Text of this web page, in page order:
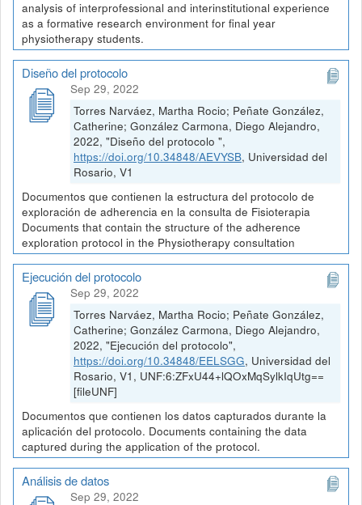
analysis of interprofessional and interinstitutional experience
as a formative research environment for final year
physiotherapy students.
Diseño del protocolo
Sep 29, 2022
Torres Narváez, Martha Rocio; Peñate González,
Catherine; González Carmona, Diego Alejandro,
2022, "Diseño del protocolo ",
https://doi.org/10.34848/AEVYSB, Universidad del
Rosario, V1
Documentos que contienen la estructura del protocolo de
exploración de adherencia en la consulta de Fisioterapia
Documents that contain the structure of the adherence
exploration protocol in the Physiotherapy consultation
Ejecución del protocolo
Sep 29, 2022
Torres Narváez, Martha Rocio; Peñate González,
Catherine; González Carmona, Diego Alejandro,
2022, "Ejecución del protocolo",
https://doi.org/10.34848/EELSGG, Universidad del
Rosario, V1, UNF:6:ZFxU44+lQOxMqSylkIqUtg==
[fileUNF]
Documentos que contienen los datos capturados durante la
aplicación del protocolo. Documents containing the data
captured during the application of the protocol.
Análisis de datos
Sep 29, 2022